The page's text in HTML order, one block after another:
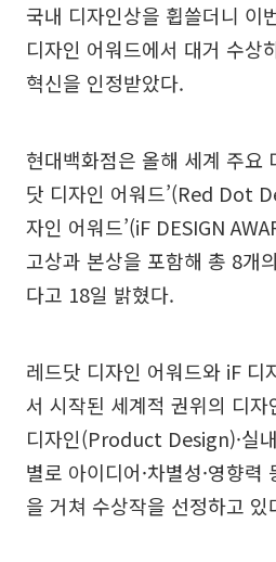
국내 디자인상을 휩쓸더니 이
디자인 어워드에서 대거 수상
혁신을 인정받았다.
현대백화점은 올해 세계 주요
닷 디자인 어워드’(Red Dot
자인 어워드’(iF DESIGN
고상과 본상을 포함해 총 8개
다고 18일 밝혔다.
레드닷 디자인 어워드와 iF 디
서 시작된 세계적 권위의 디
디자인(Product Design)·실
별로 아이디어·차별성·영향
을 거쳐 수상작을 선정하고 있